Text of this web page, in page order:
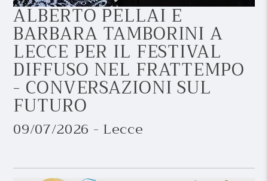
ALBERTO PELLAI E
BARBARA TAMBORINI A
LECCE PER IL FESTIVAL
DIFFUSO NEL FRATTEMPO
- CONVERSAZIONI SUL
FUTURO
09/07/2026 - Lecce